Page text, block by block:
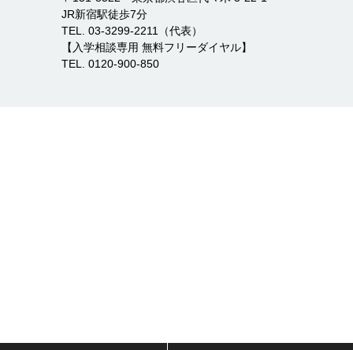
JR新宿駅徒歩7分
TEL. 03-3299-2211（代表）
【入学相談専用 無料フリーダイヤル】
TEL. 0120-900-850